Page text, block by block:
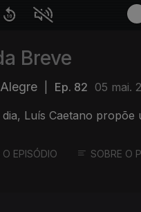
Breve
Ep. 82 05 mai.
dia, Luís Caetano
O EPISÓDIO SOBRE O